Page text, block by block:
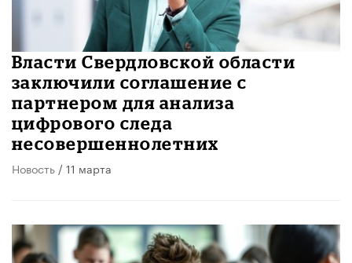
Власти Свердловской области
заключили соглашение с
партнером для анализа
цифрового следа
несовершеннолетних
Новость / 11 марта